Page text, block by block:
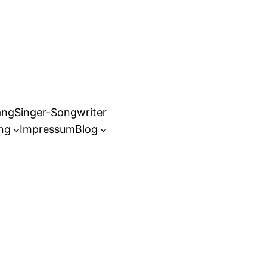
Singer-Songwriter
ImpressumBlog